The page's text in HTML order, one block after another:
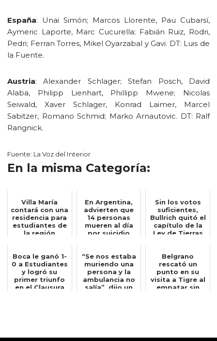
España: Unai Simón; Marcos Llorente, Pau Cubarsí,
Aymeric Laporte, Marc Cucurella; Fabián Ruiz, Rodri,
Pedri; Ferran Torres, Mikel Oyarzabal y Gavi. DT: Luis de
la Fuente.
Austria: Alexander Schlager; Stefan Posch, David
Alaba, Philipp Lienhart, Phillipp Mwene; Nicolas
Seiwald, Xaver Schlager, Konrad Laimer, Marcel
Sabitzer, Romano Schmid; Marko Arnautovic. DT: Ralf
Rangnick.
Fuente: La Voz del Interior
En la misma Categoría:
Villa María
contará con una
residencia para
estudiantes de
la región
En Argentina,
advierten que
14 personas
mueren al día
por suicidio
Sin los votos
suficientes,
Bullrich quitó el
capítulo de la
Ley de Tierras
Boca le ganó 1-
0 a Estudiantes
y logró su
primer triunfo
en el Clausura
“Se nos estaba
muriendo una
persona y la
ambulancia no
salía”, dijo un
Belgrano
rescató un
punto en su
visita a Tigre al
empatar sin